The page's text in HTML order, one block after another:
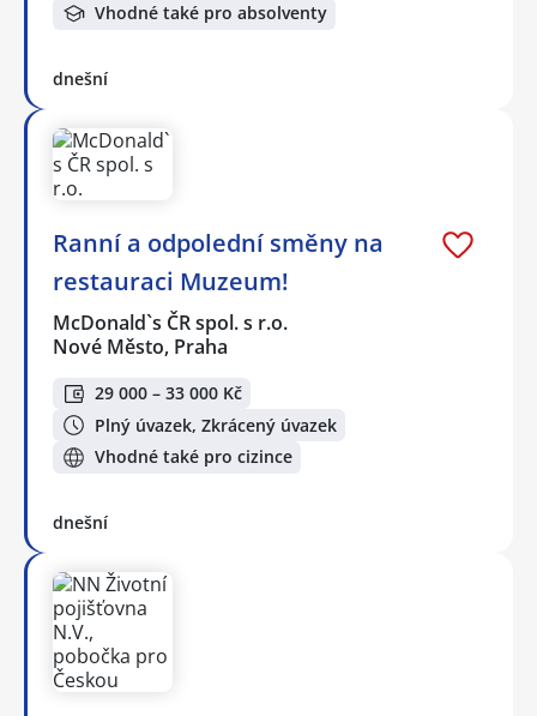
Vhodné také pro absolventy
dnešní
Ranní a odpolední směny na
restauraci Muzeum!
McDonald`s ČR spol. s r.o.
Nové Město, Praha
29 000 – 33 000 Kč
Plný úvazek, Zkrácený úvazek
Vhodné také pro cizince
dnešní